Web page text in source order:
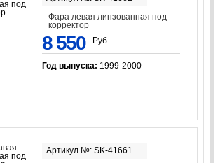
Фара левая линзованная под
корректор
8 550 Руб.
Год выпуска: 1999-2000
Артикул №: SK-41661